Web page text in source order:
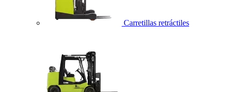
Carretillas retráctiles